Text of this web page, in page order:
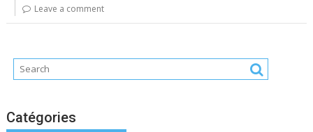
Leave a comment
Catégories